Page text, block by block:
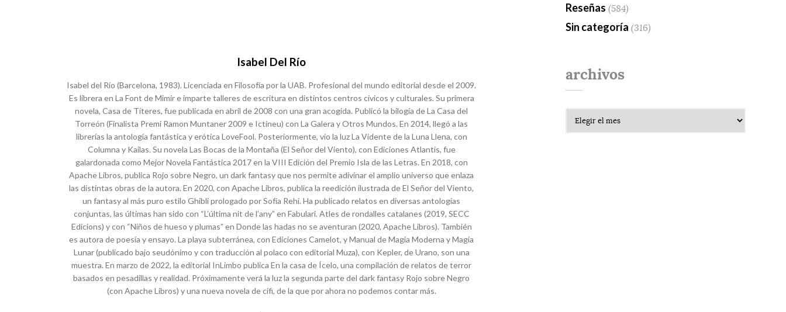
Isabel Del Río
Isabel del Río (Barcelona, 1983). Licenciada en Filosofía por la UAB. Profesional del mundo editorial desde el 2009.
Es librera en La Font de Mimir e imparte talleres de escritura en distintos centros cívicos y culturales. Su primera
novela, Casa de Títeres, fue publicada en abril de 2008 con una gran acogida. Publicó la bilogía de La Casa del
Torreón (Finalista Premi Ramon Muntaner 2009 e Ictineu) con La Galera y Otros Mundos. En 2014, llegó a las
librerías la antología fantástica y erótica LoveFool. Posteriormente, vio la luz La Vidente de la Luna Llena, con
Columna y Kailas. Su novela Las Bocas de la Montaña (El Señor del Viento), con Ediciones Atlantis, fue
galardonada como Mejor Novela Fantástica 2017 en la VIII Edición del Premio Isla de las Letras. En 2018, con
Apache Libros, publica Rojo sobre Negro, un dark fantasy que nos permite adivinar el amplio universo que enlaza
las distintas obras de la autora. En 2020, con Apache Libros, publica la reedición ilustrada de El Señor del Viento,
un fantasy al más puro estilo Ghibli prologado por Sofía Rehi. Ha publicado relatos en diversas antologías
conjuntas, las últimas han sido con “L’última nit de l’any” en Fabulari. Atles de rondalles catalanes (2019, SECC
Edicions) y con “Niños de hueso y plumas” en Donde las hadas no se aventuran (2020, Apache Libros). También
es autora de poesía y ensayo. La playa subterránea, con Ediciones Camelot, y Manual de Magia Moderna y Magia
Lunar (publicado bajo seudónimo y con traducción al polaco con editorial Muza), con Kepler, de Urano, son una
muestra. En marzo de 2022, la editorial InLimbo publica En la casa de Ícelo, una compilación de relatos de terror
basados en pesadillas y realidad. Próximamente verá la luz la segunda parte del dark fantasy Rojo sobre Negro
(con Apache Libros) y una nueva novela de cifi, de la que por ahora no podemos contar más.
Reseñas (584)
Sin categoría (316)
archivos